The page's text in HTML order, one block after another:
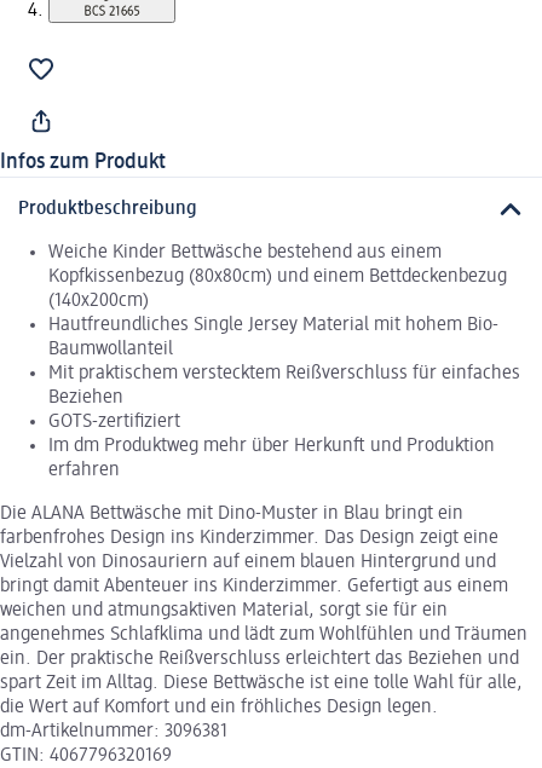
Infos zum Produkt
Produktbeschreibung
Weiche Kinder Bettwäsche bestehend aus einem
Kopfkissenbezug (80x80cm) und einem Bettdeckenbezug
(140x200cm)
Hautfreundliches Single Jersey Material mit hohem Bio-
Baumwollanteil
Mit praktischem verstecktem Reißverschluss für einfaches
Beziehen
GOTS-zertifiziert
Im dm Produktweg mehr über Herkunft und Produktion
erfahren
Die ALANA Bettwäsche mit Dino-Muster in Blau bringt ein
farbenfrohes Design ins Kinderzimmer. Das Design zeigt eine
Vielzahl von Dinosauriern auf einem blauen Hintergrund und
bringt damit Abenteuer ins Kinderzimmer. Gefertigt aus einem
weichen und atmungsaktiven Material, sorgt sie für ein
angenehmes Schlafklima und lädt zum Wohlfühlen und Träumen
ein. Der praktische Reißverschluss erleichtert das Beziehen und
spart Zeit im Alltag. Diese Bettwäsche ist eine tolle Wahl für alle,
die Wert auf Komfort und ein fröhliches Design legen.
dm-Artikelnummer: 3096381
GTIN: 4067796320169